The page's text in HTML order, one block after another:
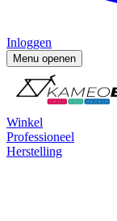
Inloggen
Menu openen
Winkel
Professioneel
Herstelling